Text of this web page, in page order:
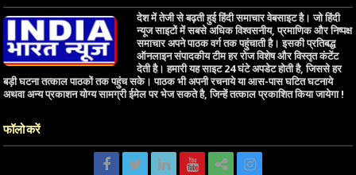
देश में तेजी से बढ़ती हुई हिंदी समाचार वेबसाइट है। जो हिंदी
न्यूज साइटों में सबसे अधिक विश्वसनीय, प्रमाणिक और निष्पक्ष
समाचार अपने पाठक वर्ग तक पहुंचाती है। इसकी प्रतिबद्ध
ऑनलाइन संपादकीय टीम हर रोज विशेष और विस्तृत कंटेंट
देती है। हमारी यह साइट 24 घंटे अपडेट होती है, जिससे हर
बड़ी घटना तत्काल पाठकों तक पहुंच सके। पाठक भी अपनी रचनाये या आस-पास घटित घटनाये
अथवा अन्य प्रकाशन योग्य सामग्री ईमेल पर भेज सकते है, जिन्हें तत्काल प्रकाशित किया जायेगा !
फॉलो करें